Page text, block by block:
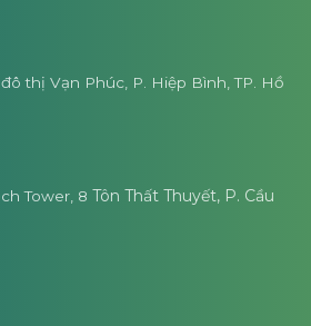
thị Vạn Phúc, P. Hiệp Bình, TP. Hồ
Tower, 8 Tôn Thất Thuyết, P. Cầu